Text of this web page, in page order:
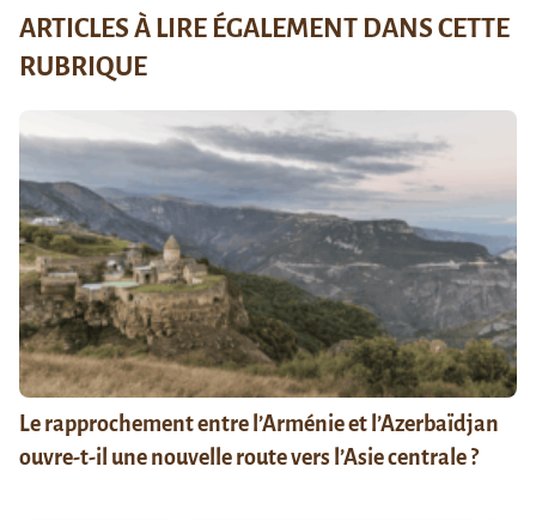
ARTICLES À LIRE ÉGALEMENT DANS CETTE
RUBRIQUE
Le rapprochement entre l’Arménie et l’Azerbaïdjan
ouvre-t-il une nouvelle route vers l’Asie centrale ?